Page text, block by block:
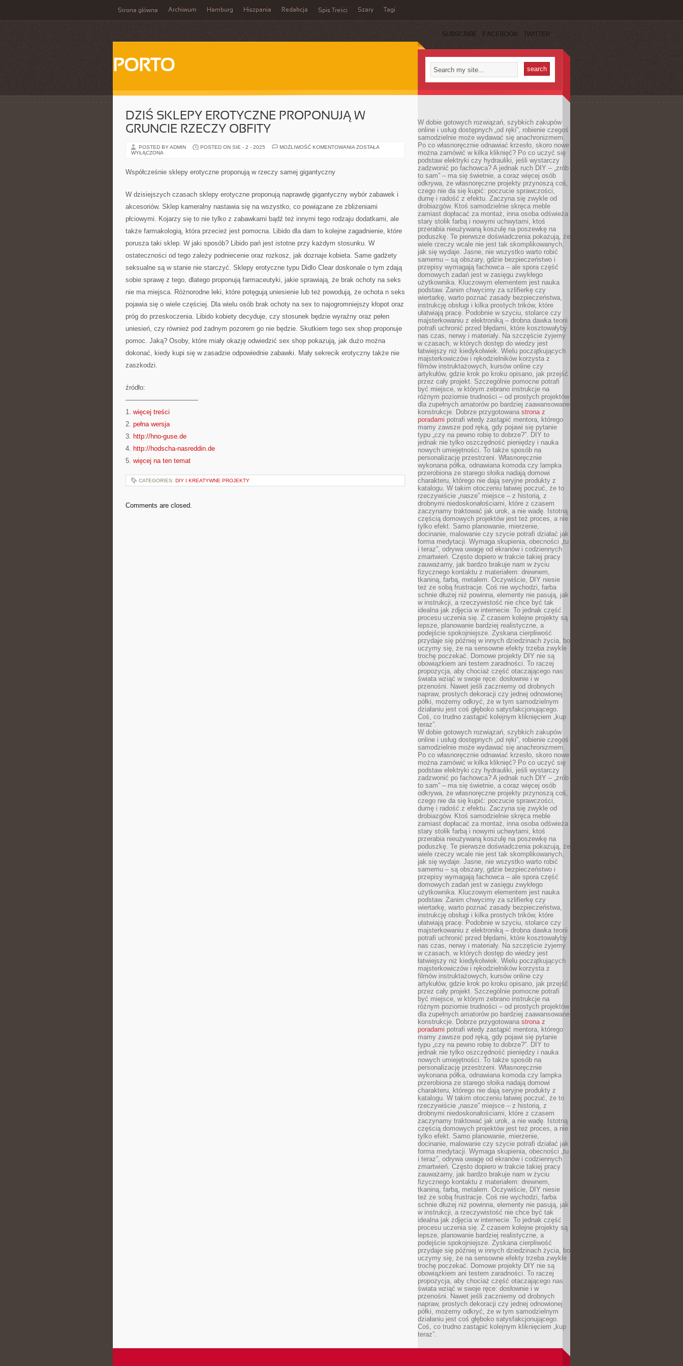
Strona główna Archiwum Hamburg Hiszpania Redakcja Spis Treści Szary Tagi
SUBSCRIBE FACEBOOK TWITTER
PORTO
DZIŚ SKLEPY EROTYCZNE PROPONUJĄ W
GRUNCIE RZECZY OBFITY
POSTED BY ADMIN POSTED ON SIE - 2 - 2025 MOŻLIWOŚĆ KOMENTOWANIA DZIŚ
ZOSTAŁA
WYŁĄCZONA
Współcześnie sklepy erotyczne proponują w rzeczy samej gigantyczny
W dzisiejszych czasach sklepy erotyczne proponują naprawdę gigantyczny wybór zabawek i
akcesoriów. Sklep kameralny nastawia się na wszystko, co powiązane ze zbliżeniami
płciowymi. Kojarzy się to nie tylko z zabawkami bądź też innymi tego rodzaju dodatkami, ale
także farmakologią, która przecież jest pomocna. Libido dla dam to kolejne zagadnienie, które
porusza taki sklep. W jaki sposób? Libido pań jest istotne przy każdym stosunku. W
ostateczności od tego zależy podniecenie oraz rozkosz, jak doznaje kobieta. Same gadżety
seksualne są w stanie nie starczyć. Sklepy erotyczne typu Didlo Clear doskonale o tym zdają
sobie sprawę z tego, dlatego proponują farmaceutyki, jakie sprawiają, że brak ochoty na seks
nie ma miejsca. Różnorodne leki, które potęgują uniesienie lub też powodują, że ochota n seks
pojawia się o wiele częściej. Dla wielu osób brak ochoty na sex to najogromniejszy kłopot oraz
próg do przeskoczenia. Libido kobiety decyduje, czy stosunek będzie wyraźny oraz pełen
uniesień, czy również pod żadnym pozorem go nie będzie. Skutkiem tego sex shop proponuje
pomoc. Jaką? Osoby, które miały okazję odwiedzić sex shop pokazują, jak dużo można
dokonać, kiedy kupi się w zasadzie odpowiednie zabawki. Mały sekrecik erotyczny także nie
zaszkodzi.
źródło:
———————————
1. więcej treści
2. pełna wersja
3. http://hno-guse.de
4. http://hodscha-nasreddin.de
5. więcej na ten temat
CATEGORIES: DIY I KREATYWNE PROJEKTY
Comments are closed.
W dobie gotowych rozwiązań, szybkich zakupów
online i usług dostępnych „od ręki”, robienie czegoś
samodzielnie może wydawać się anachronizmem.
Po co własnoręcznie odnawiać krzesło, skoro nowe
można zamówić w kilka kliknięć? Po co uczyć się
podstaw elektryki czy hydrauliki, jeśli wystarczy
zadzwonić po fachowca? A jednak ruch DIY – „zrób
to sam” – ma się świetnie, a coraz więcej osób
odkrywa, że własnoręczne projekty przynoszą coś,
czego nie da się kupić: poczucie sprawczości,
dumę i radość z efektu. Zaczyna się zwykle od
drobiazgów. Ktoś samodzielnie skręca meble
zamiast dopłacać za montaż, inna osoba odświeża
stary stolik farbą i nowymi uchwytami, ktoś
przerabia nieużywaną koszulę na poszewkę na
poduszkę. Te pierwsze doświadczenia pokazują, że
wiele rzeczy wcale nie jest tak skomplikowanych,
jak się wydaje. Jasne, nie wszystko warto robić
samemu – są obszary, gdzie bezpieczeństwo i
przepisy wymagają fachowca – ale spora część
domowych zadań jest w zasięgu zwykłego
użytkownika. Kluczowym elementem jest nauka
podstaw. Zanim chwycimy za szlifierkę czy
wiertarkę, warto poznać zasady bezpieczeństwa,
instrukcję obsługi i kilka prostych trików, które
ułatwiają pracę. Podobnie w szyciu, stolarce czy
majsterkowaniu z elektroniką – drobna dawka teorii
potrafi uchronić przed błędami, które kosztowałyby
nas czas, nerwy i materiały. Na szczęście żyjemy
w czasach, w których dostęp do wiedzy jest
łatwiejszy niż kiedykolwiek. Wielu początkujących
majsterkowiczów i rękodzielników korzysta z
filmów instruktażowych, kursów online czy
artykułów, gdzie krok po kroku opisano, jak przejść
przez cały projekt. Szczególnie pomocne potrafi
być miejsce, w którym zebrano instrukcje na
różnym poziomie trudności – od prostych projektów
dla zupełnych amatorów po bardziej zaawansowane
konstrukcje. Dobrze przygotowana strona z
poradami potrafi wtedy zastąpić mentora, którego
mamy zawsze pod ręką, gdy pojawi się pytanie
typu „czy na pewno robię to dobrze?”. DIY to
jednak nie tylko oszczędność pieniędzy i nauka
nowych umiejętności. To także sposób na
personalizację przestrzeni. Własnoręcznie
wykonana półka, odnawiana komoda czy lampka
przerobiona ze starego słoika nadają domowi
charakteru, którego nie dają seryjne produkty z
katalogu. W takim otoczeniu łatwiej poczuć, że to
rzeczywiście „nasze” miejsce – z historią, z
drobnymi niedoskonałościami, które z czasem
zaczynamy traktować jak urok, a nie wadę. Istotną
częścią domowych projektów jest też proces, a nie
tylko efekt. Samo planowanie, mierzenie,
docinanie, malowanie czy szycie potrafi działać jak
forma medytacji. Wymaga skupienia, obecności „tu
i teraz”, odrywa uwagę od ekranów i codziennych
zmartwień. Często dopiero w trakcie takiej pracy
zauważamy, jak bardzo brakuje nam w życiu
fizycznego kontaktu z materiałem: drewnem,
tkaniną, farbą, metalem. Oczywiście, DIY niesie
też ze sobą frustracje. Coś nie wychodzi, farba
schnie dłużej niż powinna, elementy nie pasują, jak
w instrukcji, a rzeczywistość nie chce być tak
idealna jak zdjęcia w internecie. To jednak część
procesu uczenia się. Z czasem kolejne projekty są
lepsze, planowanie bardziej realistyczne, a
podejście spokojniejsze. Zyskana cierpliwość
przydaje się później w innych dziedzinach życia, bo
uczymy się, że na sensowne efekty trzeba zwykle
trochę poczekać. Domowe projekty DIY nie są
obowiązkiem ani testem zaradności. To raczej
propozycja, aby chociaż część otaczającego nas
świata wziąć w swoje ręce: dosłownie i w
przenośni. Nawet jeśli zaczniemy od drobnych
napraw, prostych dekoracji czy jednej odnowionej
półki, możemy odkryć, że w tym samodzielnym
działaniu jest coś głęboko satysfakcjonującego.
Coś, co trudno zastąpić kolejnym kliknięciem „kup
teraz”.
W dobie gotowych rozwiązań, szybkich zakupów
online i usług dostępnych „od ręki”, robienie czegoś
samodzielnie może wydawać się anachronizmem.
Po co własnoręcznie odnawiać krzesło, skoro nowe
można zamówić w kilka kliknięć? Po co uczyć się
podstaw elektryki czy hydrauliki, jeśli wystarczy
zadzwonić po fachowca? A jednak ruch DIY – „zrób
to sam” – ma się świetnie, a coraz więcej osób
odkrywa, że własnoręczne projekty przynoszą coś,
czego nie da się kupić: poczucie sprawczości,
dumę i radość z efektu. Zaczyna się zwykle od
drobiazgów. Ktoś samodzielnie skręca meble
zamiast dopłacać za montaż, inna osoba odświeża
stary stolik farbą i nowymi uchwytami, ktoś
przerabia nieużywaną koszulę na poszewkę na
poduszkę. Te pierwsze doświadczenia pokazują, że
wiele rzeczy wcale nie jest tak skomplikowanych,
jak się wydaje. Jasne, nie wszystko warto robić
samemu – są obszary, gdzie bezpieczeństwo i
przepisy wymagają fachowca – ale spora część
domowych zadań jest w zasięgu zwykłego
użytkownika. Kluczowym elementem jest nauka
podstaw. Zanim chwycimy za szlifierkę czy
wiertarkę, warto poznać zasady bezpieczeństwa,
instrukcję obsługi i kilka prostych trików, które
ułatwiają pracę. Podobnie w szyciu, stolarce czy
majsterkowaniu z elektroniką – drobna dawka teorii
potrafi uchronić przed błędami, które kosztowałyby
nas czas, nerwy i materiały. Na szczęście żyjemy
w czasach, w których dostęp do wiedzy jest
łatwiejszy niż kiedykolwiek. Wielu początkujących
majsterkowiczów i rękodzielników korzysta z
filmów instruktażowych, kursów online czy
artykułów, gdzie krok po kroku opisano, jak przejść
przez cały projekt. Szczególnie pomocne potrafi
być miejsce, w którym zebrano instrukcje na
różnym poziomie trudności – od prostych projektów
dla zupełnych amatorów po bardziej zaawansowane
konstrukcje. Dobrze przygotowana strona z
poradami potrafi wtedy zastąpić mentora, którego
mamy zawsze pod ręką, gdy pojawi się pytanie
typu „czy na pewno robię to dobrze?”. DIY to
jednak nie tylko oszczędność pieniędzy i nauka
nowych umiejętności. To także sposób na
personalizację przestrzeni. Własnoręcznie
wykonana półka, odnawiana komoda czy lampka
przerobiona ze starego słoika nadają domowi
charakteru, którego nie dają seryjne produkty z
katalogu. W takim otoczeniu łatwiej poczuć, że to
rzeczywiście „nasze” miejsce – z historią, z
drobnymi niedoskonałościami, które z czasem
zaczynamy traktować jak urok, a nie wadę. Istotną
częścią domowych projektów jest też proces, a nie
tylko efekt. Samo planowanie, mierzenie,
docinanie, malowanie czy szycie potrafi działać jak
forma medytacji. Wymaga skupienia, obecności „tu
i teraz”, odrywa uwagę od ekranów i codziennych
zmartwień. Często dopiero w trakcie takiej pracy
zauważamy, jak bardzo brakuje nam w życiu
fizycznego kontaktu z materiałem: drewnem,
tkaniną, farbą, metalem. Oczywiście, DIY niesie
też ze sobą frustracje. Coś nie wychodzi, farba
schnie dłużej niż powinna, elementy nie pasują, jak
w instrukcji, a rzeczywistość nie chce być tak
idealna jak zdjęcia w internecie. To jednak część
procesu uczenia się. Z czasem kolejne projekty są
lepsze, planowanie bardziej realistyczne, a
podejście spokojniejsze. Zyskana cierpliwość
przydaje się później w innych dziedzinach życia, bo
uczymy się, że na sensowne efekty trzeba zwykle
trochę poczekać. Domowe projekty DIY nie są
obowiązkiem ani testem zaradności. To raczej
propozycja, aby chociaż część otaczającego nas
świata wziąć w swoje ręce: dosłownie i w
przenośni. Nawet jeśli zaczniemy od drobnych
napraw, prostych dekoracji czy jednej odnowionej
półki, możemy odkryć, że w tym samodzielnym
działaniu jest coś głęboko satysfakcjonującego.
Coś, co trudno zastąpić kolejnym kliknięciem „kup
teraz”.